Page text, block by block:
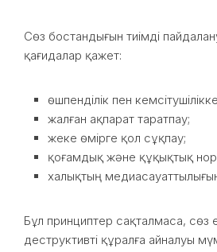
Сөз бостандығын тиімді
қағидалар қажет:
өшпенділік пен
жалған ақпарат таратпау;
жеке өмірге қол сұқпау;
қоғамдық және құқықтық
халықтың
Бұл принциптер сақталмаса, сөз
деструктивті құралға айналуы